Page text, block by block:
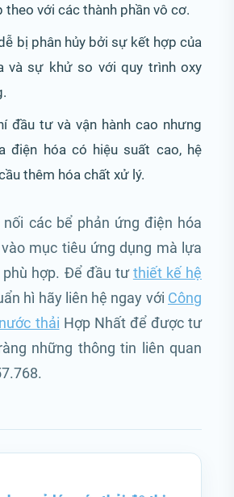
với các thành phần vô cơ.
bị phân hủy bởi sự kết hợp của
và sự khử so với quy trình oxy
đầu tư và vận hành cao nhưng
điện hóa có hiệu suất cao, hệ
thêm hóa chất xử lý.
các bể phản ứng điện hóa
mục tiêu ứng dụng mà lựa
hợp. Để đầu tưthiết kế hệ
hì hãy liên hệ ngay với Công
thải Hợp Nhất để được tư
những thông tin liên quan